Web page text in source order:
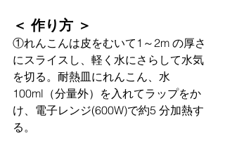
＜ 作り方 ＞
①れんこんは皮をむいて1～2m の厚さ
にスライスし、軽く⽔にさらして水気
を切る。耐熱⽫にれんこん、⽔
100ml（分量外）を⼊れてラップをか
け、電⼦レンジ(600W)で約5 分加熱す
る。